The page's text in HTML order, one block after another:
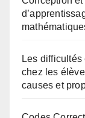
Les difficultés
chez les
causes et